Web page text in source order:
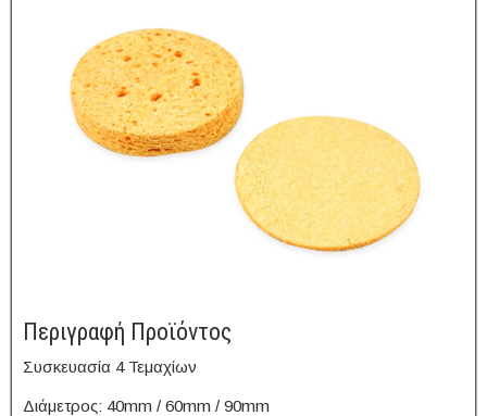
Περιγραφή Προϊόντος
Συσκευασία 4 Τεμαχίων
Διάμετρος: 40mm / 60mm / 90mm